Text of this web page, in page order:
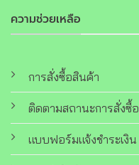
ความช่วยเหลือ
การสั่งซื้อสินค้า
ติดตามสถานะการสั่งซื้อ
แบบฟอร์มแจ้งชำระเงิน